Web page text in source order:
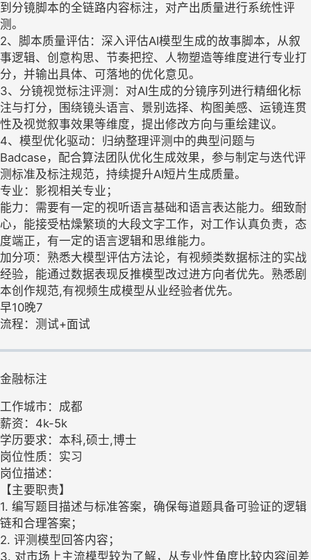
到分镜脚本的全链路内容标注，对产出质量进行系统性评
测。
2、脚本质量评估：深入评估AI模型生成的故事脚本，从叙
事逻辑、创意构思、节奏把控、人物塑造等维度进行专业打
分，并输出具体、可落地的优化意见。
3、分镜视觉标注评测：对AI生成的分镜序列进行精细化标
注与打分，围绕镜头语言、景别选择、构图美感、运镜连贯
性及视觉叙事效果等维度，提出修改方向与重绘建议。
4、模型优化驱动：归纳整理评测中的典型问题与
Badcase，配合算法团队优化生成效果，参与制定与迭代评
测标准及标注规范，持续提升AI短片生成质量。
专业：影视相关专业；
能力：需要有一定的视听语言基础和语言表达能力。细致耐
心，能接受枯燥繁琐的大段文字工作，对工作认真负责，态
度端正，有一定的语言逻辑和思维能力。
加分项：熟悉大模型评估方法论，有视频类数据标注的实战
经验，能通过数据表现反推模型改过进方向者优先。熟悉剧
本创作规范,有视频生成模型从业经验者优先。
早10晚7
流程：测试+面试
金融标注
工作城市：成都
薪资：4k-5k
学历要求：本科,硕士,博士
岗位性质：实习
岗位描述：
【主要职责】
1. 编写题目描述与标准答案，确保每道题具备可验证的逻辑
链和合理答案；
2. 评测模型回答内容；
3. 对市场上主流模型较为了解，从专业性角度比较内容间差